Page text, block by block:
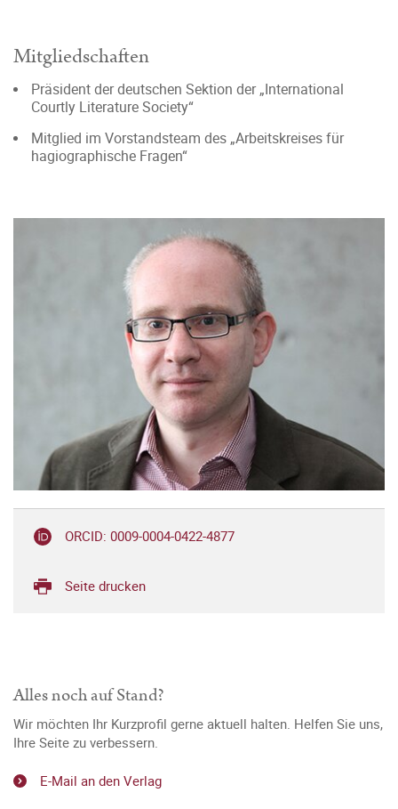
Mitgliedschaften
Präsident der deutschen Sektion der „International
Courtly Literature Society“
Mitglied im Vorstandsteam des „Arbeitskreises für
hagiographische Fragen“
ORCID: 0009-0004-0422-4877
Seite drucken
Alles noch auf Stand?
Wir möchten Ihr Kurzprofil gerne aktuell halten. Helfen Sie uns,
Ihre Seite zu verbessern.
E-Mail an den Verlag